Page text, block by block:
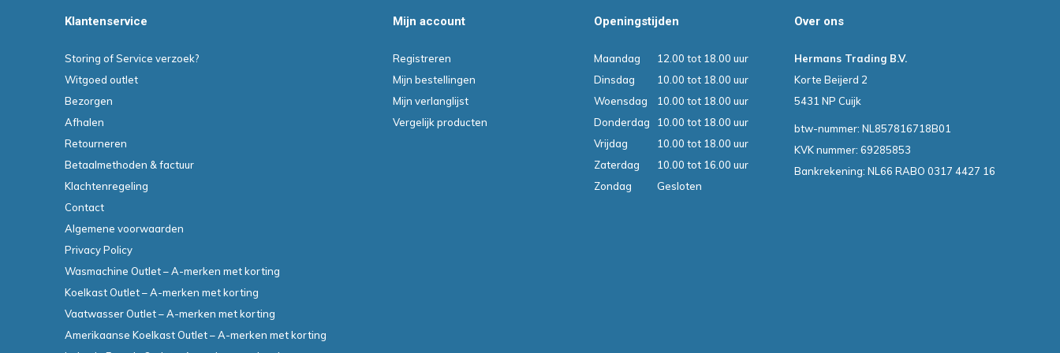
Klantenservice
Storing of Service verzoek?
Witgoed outlet
Bezorgen
Afhalen
Retourneren
Betaalmethoden & factuur
Klachtenregeling
Contact
Algemene voorwaarden
Privacy Policy
Wasmachine Outlet – A-merken met korting
Koelkast Outlet – A-merken met korting
Vaatwasser Outlet – A-merken met korting
Amerikaanse Koelkast Outlet – A-merken met korting
Mijn account
Registreren
Mijn bestellingen
Mijn verlanglijst
Vergelijk producten
Openingstijden
Maandag
12.00 tot 18.00 uur
Dinsdag
10.00 tot 18.00 uur
Woensdag
10.00 tot 18.00 uur
Donderdag
10.00 tot 18.00 uur
Vrijdag
10.00 tot 18.00 uur
Zaterdag
10.00 tot 16.00 uur
Zondag
Gesloten
Over ons
Hermans Trading B.V.
Korte Beijerd 2
5431 NP Cuijk
btw-nummer: NL857816718B01
KVK nummer: 69285853
Bankrekening: NL66 RABO 0317 4427 16